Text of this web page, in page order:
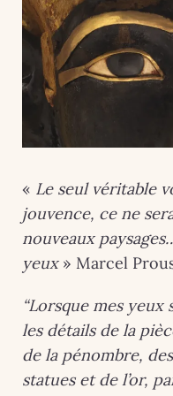
« Le seul véritable
jouvence, ce ne
nouveaux
yeux» Marcel
“Lorsque mes yeux
les détails de la
de la pénombre,
statues et de l’or,